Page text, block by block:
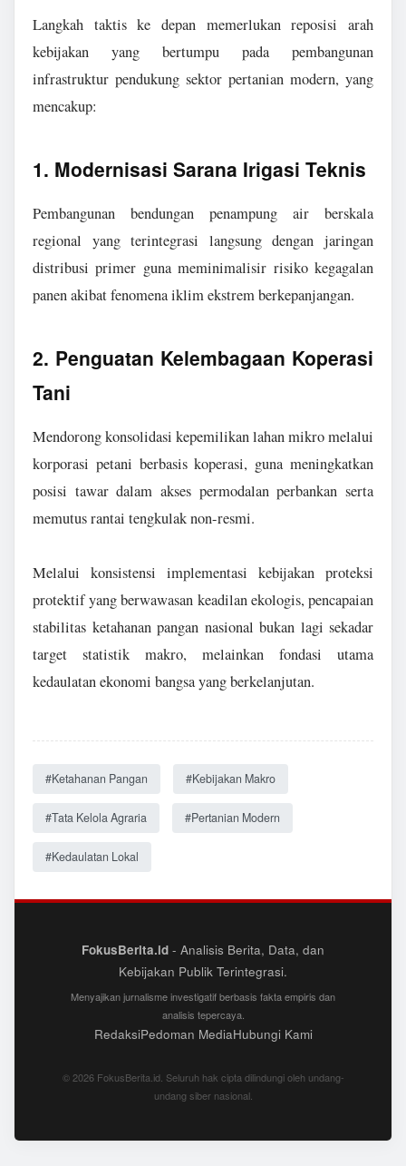
Langkah taktis ke depan memerlukan reposisi arah
kebijakan yang bertumpu pada pembangunan
infrastruktur pendukung sektor pertanian modern, yang
mencakup:
1. Modernisasi Sarana Irigasi Teknis
Pembangunan bendungan penampung air berskala
regional yang terintegrasi langsung dengan jaringan
distribusi primer guna meminimalisir risiko kegagalan
panen akibat fenomena iklim ekstrem berkepanjangan.
2. Penguatan Kelembagaan Koperasi
Tani
Mendorong konsolidasi kepemilikan lahan mikro melalui
korporasi petani berbasis koperasi, guna meningkatkan
posisi tawar dalam akses permodalan perbankan serta
memutus rantai tengkulak non-resmi.
Melalui konsistensi implementasi kebijakan proteksi
protektif yang berwawasan keadilan ekologis, pencapaian
stabilitas ketahanan pangan nasional bukan lagi sekadar
target statistik makro, melainkan fondasi utama
kedaulatan ekonomi bangsa yang berkelanjutan.
#Ketahanan Pangan #Kebijakan Makro
#Tata Kelola Agraria #Pertanian Modern
#Kedaulatan Lokal
FokusBerita.id - Analisis Berita, Data, dan
Kebijakan Publik Terintegrasi.
Menyajikan jurnalisme investigatif berbasis fakta empiris dan
analisis tepercaya.
RedaksiPedoman MediaHubungi Kami
© 2026 FokusBerita.id. Seluruh hak cipta dilindungi oleh undang-
undang siber nasional.